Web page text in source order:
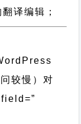
译编辑；
较慢）对